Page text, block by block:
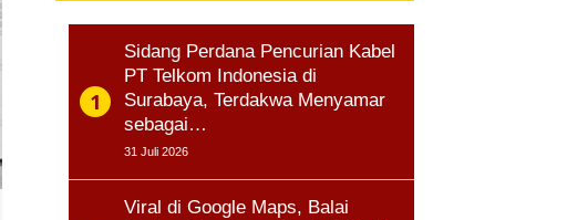
Sidang Perdana Pencurian Kabel
PT Telkom Indonesia di
Surabaya, Terdakwa Menyamar
sebagai…
31 Juli 2026
Viral di Google Maps, Balai